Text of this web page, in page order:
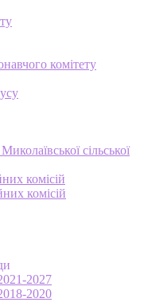
комітету
сільської
комісій
комісій
2027
2020